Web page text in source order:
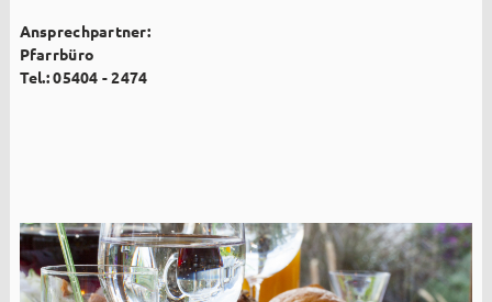
Ansprechpartner:
Pfarrbüro
Tel.: 05404 - 2474